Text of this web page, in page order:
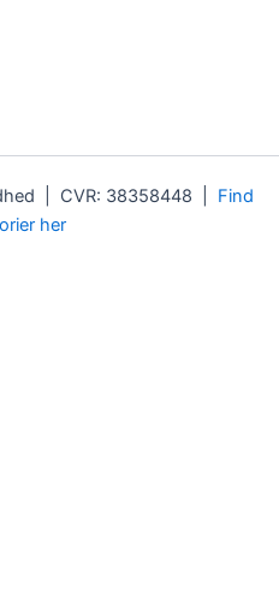
| CVR: 38358448 | Find
her